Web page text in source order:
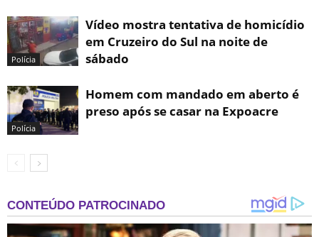
Polícia
Vídeo mostra tentativa de homicídio
em Cruzeiro do Sul na noite de
sábado
Polícia
Homem com mandado em aberto é
preso após se casar na Expoacre